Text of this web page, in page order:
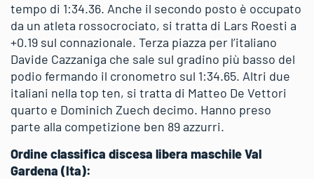
tempo di 1:34.36. Anche il secondo posto è occupato
da un atleta rossocrociato, si tratta di Lars Roesti a
+0.19 sul connazionale. Terza piazza per l’italiano
Davide Cazzaniga che sale sul gradino più basso del
podio fermando il cronometro sul 1:34.65. Altri due
italiani nella top ten, si tratta di Matteo De Vettori
quarto e Dominich Zuech decimo. Hanno preso
parte alla competizione ben 89 azzurri.
Ordine classifica discesa libera maschile Val
Gardena (Ita):